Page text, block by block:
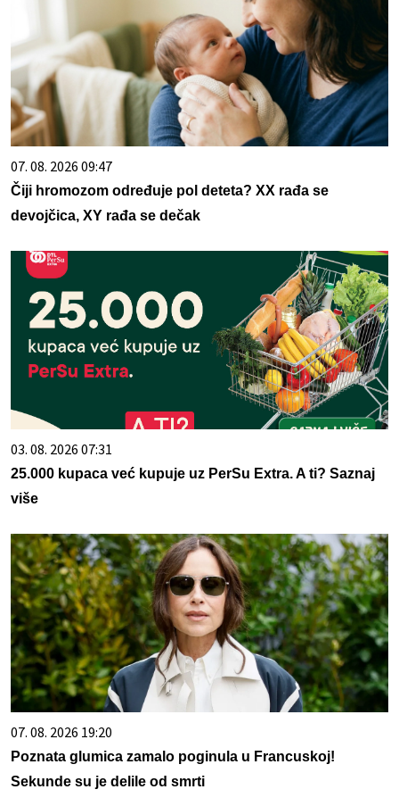
07. 08. 2026 09:47
Čiji hromozom određuje pol deteta? XX rađa se
devojčica, XY rađa se dečak
03. 08. 2026 07:31
25.000 kupaca već kupuje uz PerSu Extra. A ti? Saznaj
više
07. 08. 2026 19:20
Poznata glumica zamalo poginula u Francuskoj!
Sekunde su je delile od smrti